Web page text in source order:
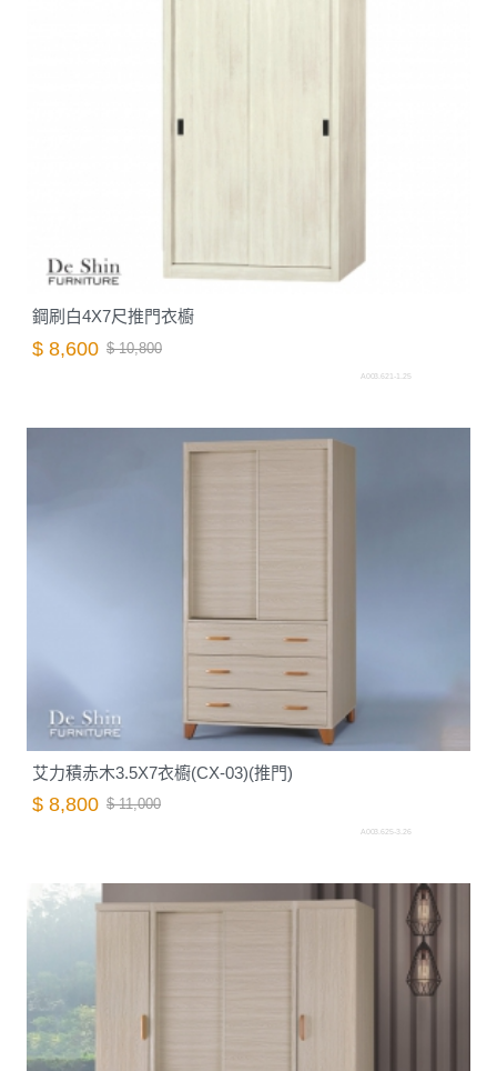
鋼刷白4X7尺推門衣櫥
$ 8,600 $ 10,800
A003.621-1.25
艾力積赤木3.5X7衣櫥(CX-03)(推門)
$ 8,800 $ 11,000
A003.625-3.26